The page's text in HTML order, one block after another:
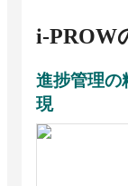
i-PROW
進捗管理の
現